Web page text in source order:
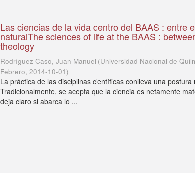
Las ciencias de la vida dentro del BAAS : entre
naturalThe sciences of life at the BAAS :
theology
Rodríguez Caso, Juan Manuel (Universidad Nacional de
Febrero,2014-10-01)
La práctica de las disciplinas científicas conlleva una
Tradicionalmente, se acepta que la ciencia es netamente
deja claro si abarca lo ...